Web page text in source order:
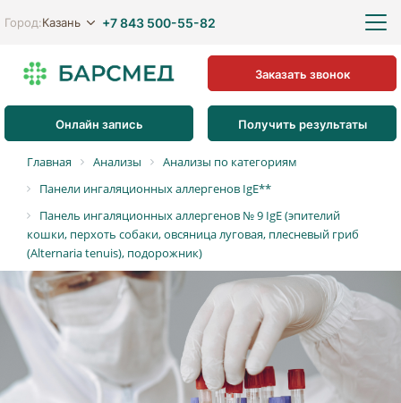
Город:Казань +7 843 500-55-82
Онлайн запись Получить результаты
Заказать звонок
Главная Анализы
Анализы по категориям
Панели ингаляционных аллергенов IgE**
Панель ингаляционных аллергенов № 9 IgE (эпителий
кошки, перхоть собаки, овсяница луговая, плесневый гриб
(Alternaria tenuis), подорожник)